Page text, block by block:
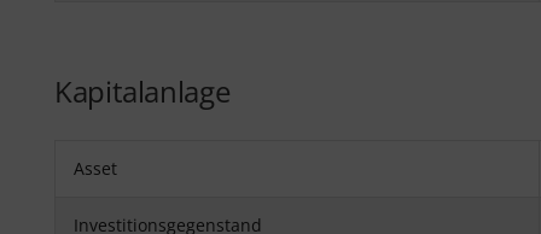
Kapitalanlage
Asset
Investitionsgegenstand